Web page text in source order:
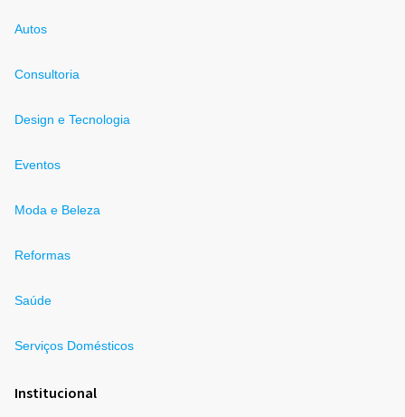
Autos
Consultoria
Design e Tecnologia
Eventos
Moda e Beleza
Reformas
Saúde
Serviços Domésticos
Institucional